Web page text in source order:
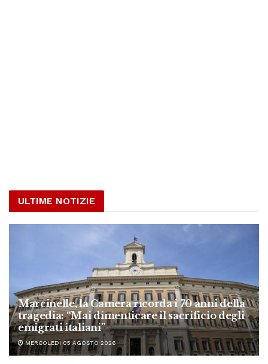
ULTIME NOTIZIE
Marcinelle, la Camera ricorda i 70 anni della
tragedia: “Mai dimenticare il sacrificio degli
emigrati italiani”
MERCOLEDÌ 05 AGOSTO 2026